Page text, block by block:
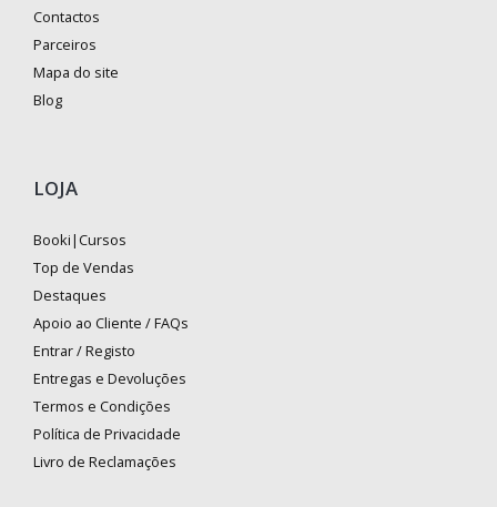
Contactos
Parceiros
Mapa do site
Blog
LOJA
Booki|Cursos
Top de Vendas
Destaques
Apoio ao Cliente / FAQs
Entrar / Registo
Entregas e Devoluções
Termos e Condições
Política de Privacidade
Livro de Reclamações